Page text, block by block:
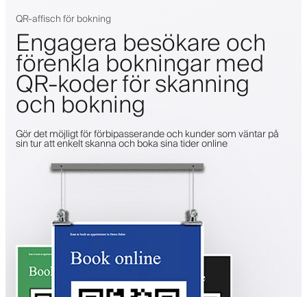
QR-affisch för bokning
Engagera besökare och
förenkla bokningar med
QR-koder för skanning
och bokning
Gör det möjligt för förbipasserande och kunder som väntar på
sin tur att enkelt skanna och boka sina tider online